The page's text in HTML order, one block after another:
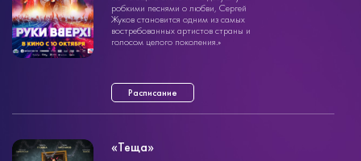
робкими песнями о любви, Сергей
Жуков становится одним из самых
востребованных артистов страны и
голосом целого поколения.»
Расписание
«Теща»